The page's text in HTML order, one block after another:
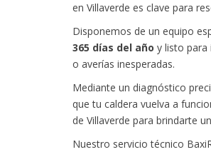
en Villaverde es clave para
Disponemos de un equipo
365 días del año y listo
o averías inesperadas.
Mediante un diagnóstico
que tu caldera vuelva a
de Villaverde para brindarte
Nuestro servicio técnico